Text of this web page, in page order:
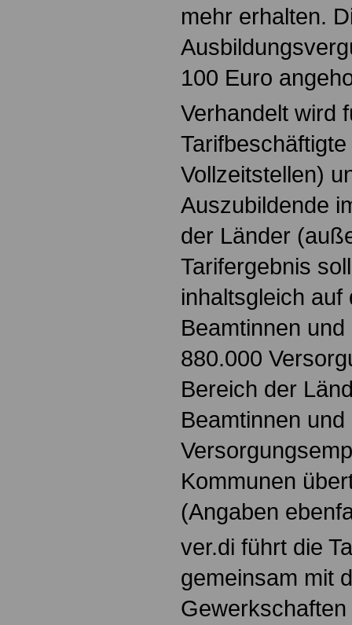
mehr erhalten.
100 Euro
Verhandelt wird
Vollzeitstellen)
Auszubildende
der Länder
Tarifergebnis
inhaltsgleich auf
Beamtinnen
880.000
Bereich der
Beamtinnen
Kommunen
(Angaben
ver.di führt die
gemeinsam mit